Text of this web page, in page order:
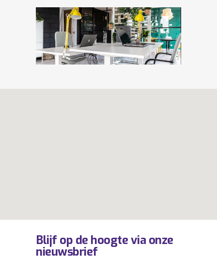
Volg ons ook opFacebookenTwitter
Blijf op de hoogte via onze
nieuwsbrief